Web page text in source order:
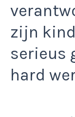
zijn
serieus
hard